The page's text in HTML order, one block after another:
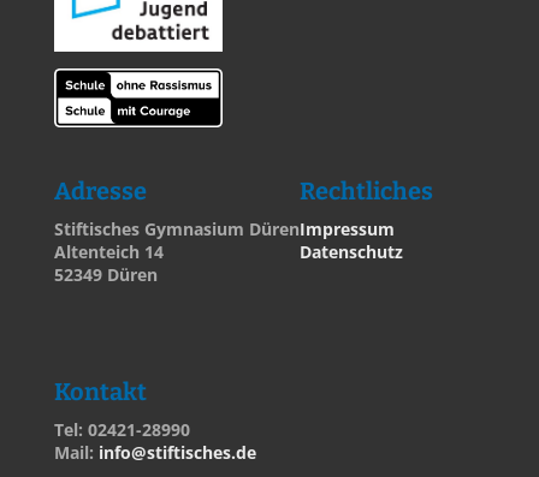
Adresse
Stiftisches Gymnasium Düren
Altenteich 14
52349 Düren
Rechtliches
Impressum
Datenschutz
Kontakt
Tel: 02421-28990
Mail: info@stiftisches.de